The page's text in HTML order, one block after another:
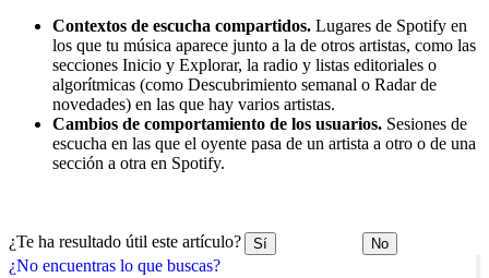
¿No encuentras lo que buscas?
Contextos de escucha compartidos. Lugares de Spotify en
los que tu música aparece junto a la de otros artistas, como las
secciones Inicio y Explorar, la radio y listas editoriales o
algorítmicas (como Descubrimiento semanal o Radar de
novedades) en las que hay varios artistas.
Cambios de comportamiento de los usuarios. Sesiones de
escucha en las que el oyente pasa de un artista a otro o de una
sección a otra en Spotify.
¿Te ha resultado útil este artículo? Sí No